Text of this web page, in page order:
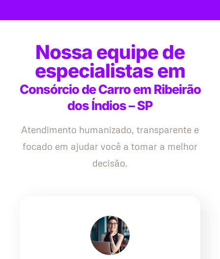
Nossa equipe de
especialistas em
Consórcio de Carro em Ribeirão
dos Índios – SP
Atendimento humanizado, transparente e
focado em ajudar você a tomar a melhor
decisão.